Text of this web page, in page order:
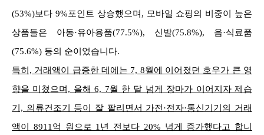
(53%)보다 9%포인트 상승했으며, 모바일 쇼핑의 비중이 높은
상품들은 아동·유아용품(77.5%), 신발(75.8%), 음·식료품
(75.6%) 등의 순이었습니다.
특히, 거래액이 급증한 데에는 7, 8월에 이어졌던 호우가 큰 영
향을 미쳤으며, 올해 6, 7월 한 달 넘게 장마가 이어지자 제습
기, 의류건조기 등이 잘 팔리면서 가전·전자·통신기기의 거래
액이 8911억 원으로 1년 전보다 20% 넘게 증가했다고 합니